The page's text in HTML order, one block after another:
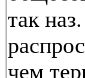
так
чем